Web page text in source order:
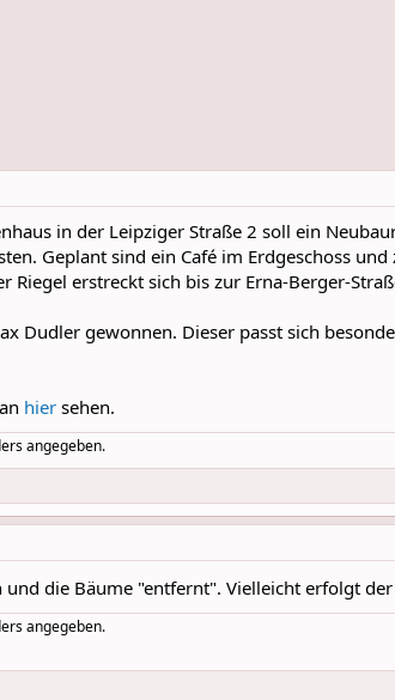
in der Leipziger Straße 2 soll ein
Geplant sind ein Café im Erdgeschoss und
erstreckt sich bis zur Erna-Berger-
Dudler gewonnen. Dieser passt sich
hier sehen.
angegeben.
die Bäume "entfernt". Vielleicht erfolgt
angegeben.